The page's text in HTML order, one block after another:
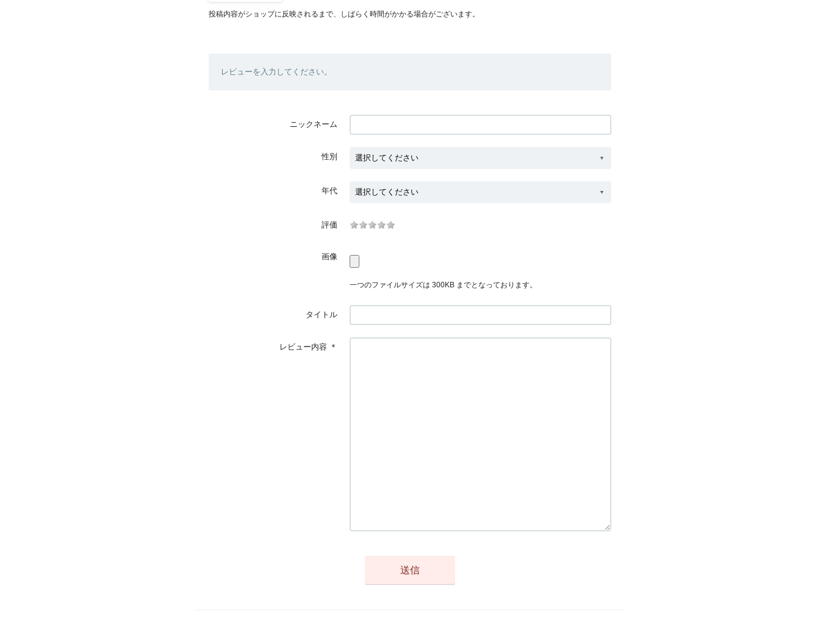
投稿内容がショップに反映されるまで、しばらく時間がかかる場合がございます。
レビューを入力してください。
ニックネーム
性別
年代
評価
画像
一つのファイルサイズは 300KB までとなっております。
タイトル
レビュー内容 ＊